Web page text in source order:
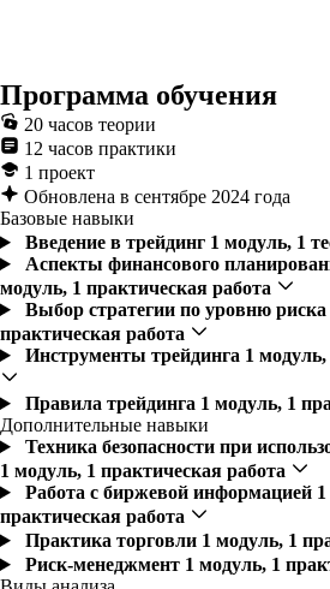
Программа обучения
20 часов теории
12 часов практики
1 проект
Обновлена в сентябре 2024 года
Базовые навыки
Введение в трейдинг 1 модуль, 1
Аспекты финансового
модуль, 1 практическая работа
Выбор стратегии по уровню риска
практическая работа
Инструменты трейдинга 1
Правила трейдинга 1 модуль, 1
Дополнительные навыки
Техника безопасности при
1 модуль, 1 практическая работа
Работа с биржевой информацией
практическая работа
Практика торговли 1 модуль, 1
Риск-менеджмент 1 модуль, 1